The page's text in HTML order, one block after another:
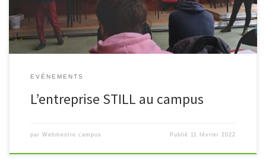
EVÉNEMENTS
L’entreprise STILL au campus
par Webmestre campus Publié 11 février 2022